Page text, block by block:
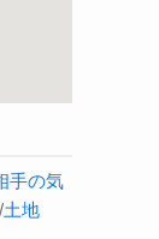
手の気
/土地